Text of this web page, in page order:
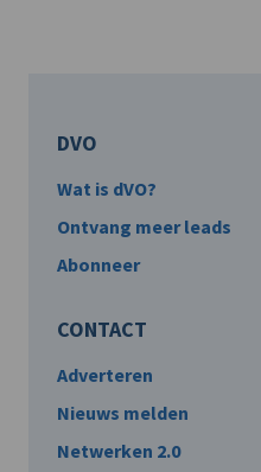
DVO
Wat is dVO?
Ontvang meer leads
Abonneer
CONTACT
Adverteren
Nieuws melden
Netwerken 2.0